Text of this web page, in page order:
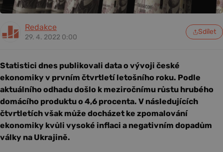
Redakce
29. 4. 2022 0:00
Sdílet
Statistici dnes publikovali data o vývoji české
ekonomiky v prvním čtvrtletí letošního roku. Podle
aktuálního odhadu došlo k meziročnímu růstu hrubého
domácího produktu o 4,6 procenta. V následujících
čtvrtletích však může docházet ke zpomalování
ekonomiky kvůli vysoké inflaci a negativním dopadům
války na Ukrajině.